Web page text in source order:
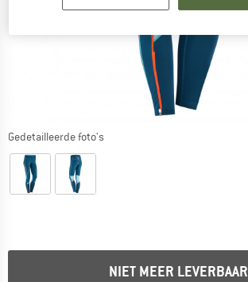
Gedetailleerde foto's
NIET MEER LEVERBAAR